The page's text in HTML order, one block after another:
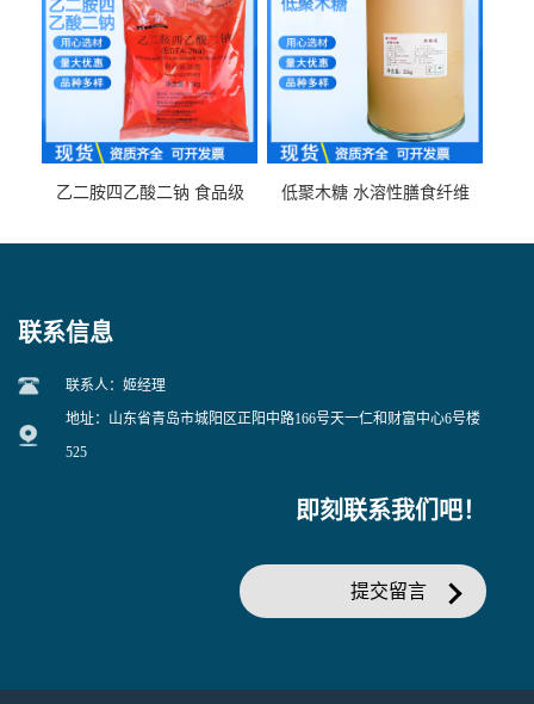
乙二胺四乙酸二钠 食品级
低聚木糖 水溶性膳食纤维
联系信息
联系人：姬经理
地址：山东省青岛市城阳区正阳中路166号天一仁和财富中心6号楼
525
即刻联系我们吧！
提交留言